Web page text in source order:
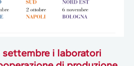
settembre i laboratori